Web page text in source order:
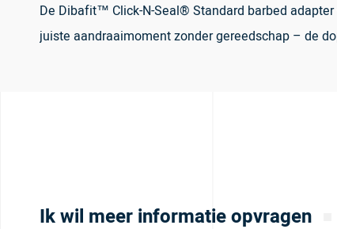
De Dibafit™ Click-N-Seal® Standard barbed
juiste aandraaimoment zonder gereedschap – de
Ik wil meer informatie opvragen